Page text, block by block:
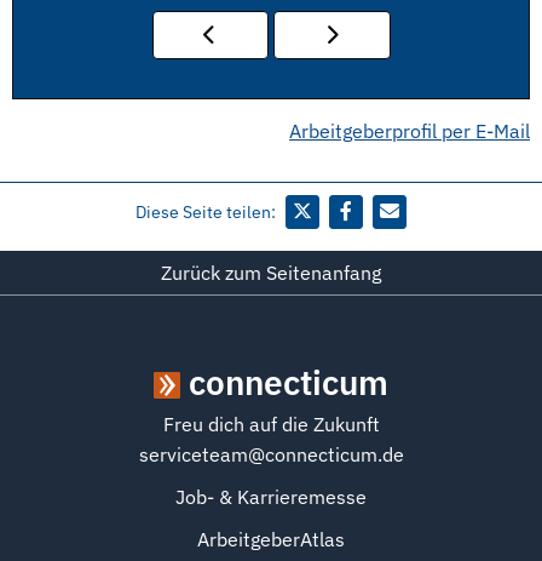
Arbeitgeberprofil per E-Mail
Diese Seite teilen:
Zurück zum Seitenanfang
connecticum
Freu dich auf die Zukunft
serviceteam@connecticum.de
Job- & Karrieremesse
ArbeitgeberAtlas